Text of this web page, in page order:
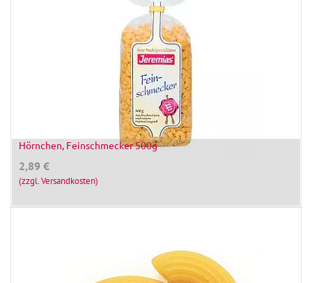
Hörnchen, Feinschmecker 500g
2,89 €
(zzgl. Versandkosten)